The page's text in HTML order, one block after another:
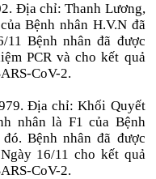
Địa chỉ: Thanh Lương,
Bệnh nhân H.V.N đã
Bệnh nhân đã được
PCR và cho kết quả
CoV-2.
Địa chỉ: Khối Quyết
nhân là F1 của Bệnh
Bệnh nhân đã được
16/11 cho kết quả
CoV-2.